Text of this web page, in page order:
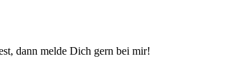
dann melde Dich gern bei mir!